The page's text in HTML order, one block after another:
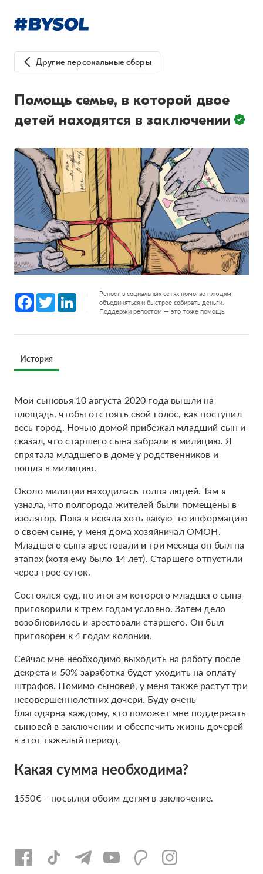
Другие персональные сборы
Помощь семье, в которой двое
детей находятся в заключении
Facebook
Twitter LinkedInРепост в социальных сетях помогает людям
объединяться и быстрее собирать деньги.
Поддержи репостом — это тоже помощь.
История
Мои сыновья 10 августа 2020 года вышли на
площадь, чтобы отстоять свой голос, как поступил
весь город. Ночью домой прибежал младший сын и
сказал, что старшего сына забрали в милицию. Я
спрятала младшего в доме у родственников и
пошла в милицию.
Около милиции находилась толпа людей. Там я
узнала, что полгорода жителей были помещены в
изолятор. Пока я искала хоть какую-то информацию
о своем сыне, у меня дома хозяйничал ОМОН.
Младшего сына арестовали и три месяца он был на
этапах (хотя ему было 14 лет). Старшего отпустили
через трое суток.
Состоялся суд, по итогам которого младшего сына
приговорили к трем годам условно. Затем дело
возобновилось и арестовали старшего. Он был
приговорен к 4 годам колонии.
Сейчас мне необходимо выходить на работу после
декрета и 50% заработка будет уходить на оплату
штрафов. Помимо сыновей, у меня также растут три
несовершеннолетних дочери. Буду очень
благодарна каждому, кто поможет мне поддержать
сыновей в заключении и обеспечить жизнь дочерей
в этот тяжелый период.
Какая сумма необходима?
1550€ – посылки обоим детям в заключение.